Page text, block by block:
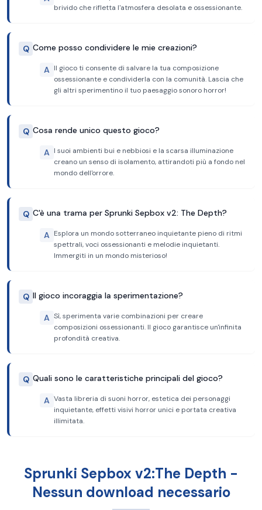
brivido che rifletta l'atmosfera desolata e ossessionante.
Q Come posso condividere le mie creazioni?
A Il gioco ti consente di salvare la tua composizione
ossessionante e condividerla con la comunità. Lascia che
gli altri sperimentino il tuo paesaggio sonoro horror!
Q Cosa rende unico questo gioco?
A I suoi ambienti bui e nebbiosi e la scarsa illuminazione
creano un senso di isolamento, attirandoti più a fondo nel
mondo dell'orrore.
Q C'è una trama per Sprunki Sepbox v2: The Depth?
A Esplora un mondo sotterraneo inquietante pieno di ritmi
spettrali, voci ossessionanti e melodie inquietanti.
Immergiti in un mondo misterioso!
Q Il gioco incoraggia la sperimentazione?
A Sì, sperimenta varie combinazioni per creare
composizioni ossessionanti. Il gioco garantisce un'infinita
profondità creativa.
Q Quali sono le caratteristiche principali del gioco?
A Vasta libreria di suoni horror, estetica dei personaggi
inquietante, effetti visivi horror unici e portata creativa
illimitata.
Sprunki Sepbox v2:The Depth -
Nessun download necessario